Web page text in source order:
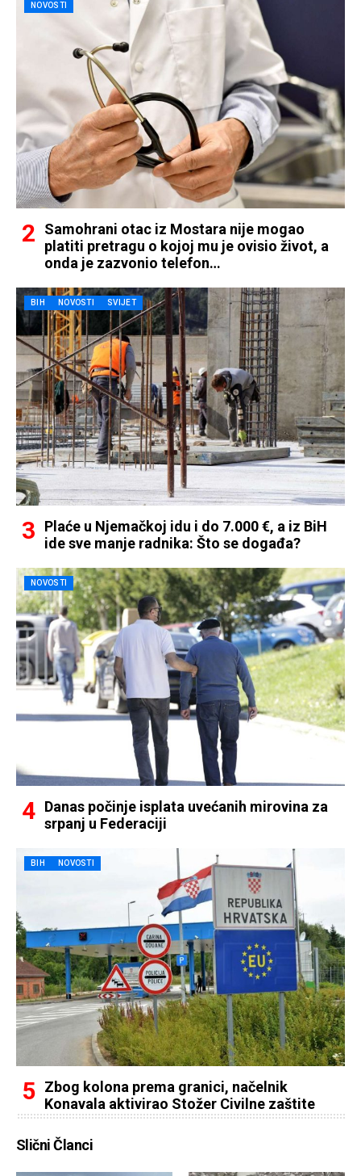
NOVOSTI
Samohrani otac iz Mostara nije mogao
platiti pretragu o kojoj mu je ovisio život, a
onda je zazvonio telefon…
BIH NOVOSTI SVIJET
Plaće u Njemačkoj idu i do 7.000 €, a iz BiH
ide sve manje radnika: Što se događa?
NOVOSTI
Danas počinje isplata uvećanih mirovina za
srpanj u Federaciji
BIH NOVOSTI
Zbog kolona prema granici, načelnik
Konavala aktivirao Stožer Civilne zaštite
Slični Članci